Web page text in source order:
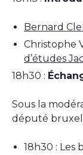
Bernard
Christophe
d’études
18h30 :
Sous la
député
18h30 : Les